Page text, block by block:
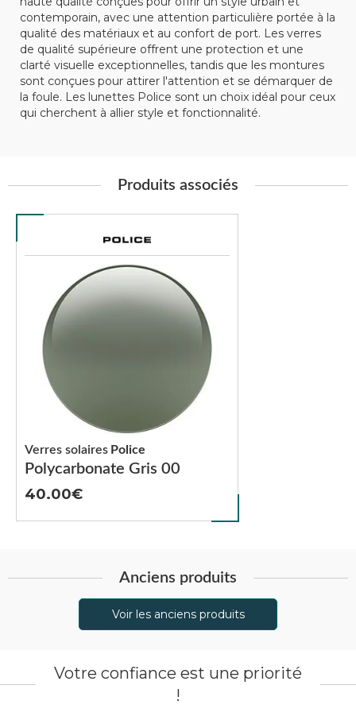
contemporain, avec une attention particulière portée à la
qualité des matériaux et au confort de port. Les verres
de qualité supérieure offrent une protection et une
clarté visuelle exceptionnelles, tandis que les montures
sont conçues pour attirer l'attention et se démarquer de
la foule. Les lunettes Police sont un choix idéal pour ceux
qui cherchent à allier style et fonctionnalité.
Produits associés
Polycarbonate Gris 00
Verres solaires Police
40.00
Anciens produits
Voir les anciens produits
Votre confiance est une priorité
!